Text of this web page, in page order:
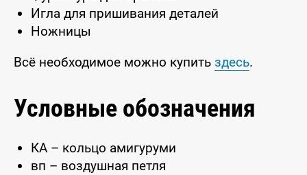
Игла для пришивания деталей
Ножницы
Всё необходимое можно купить здесь.
Условные обозначения
КА – кольцо амигуруми
вп – воздушная петля